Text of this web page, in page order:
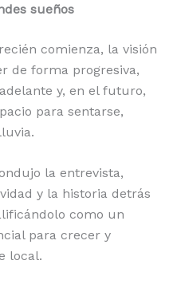
sueños
comienza, la visión
de forma progresiva,
y, en el futuro,
para sentarse,
la entrevista,
y la historia detrás
como un
para crecer y
local.